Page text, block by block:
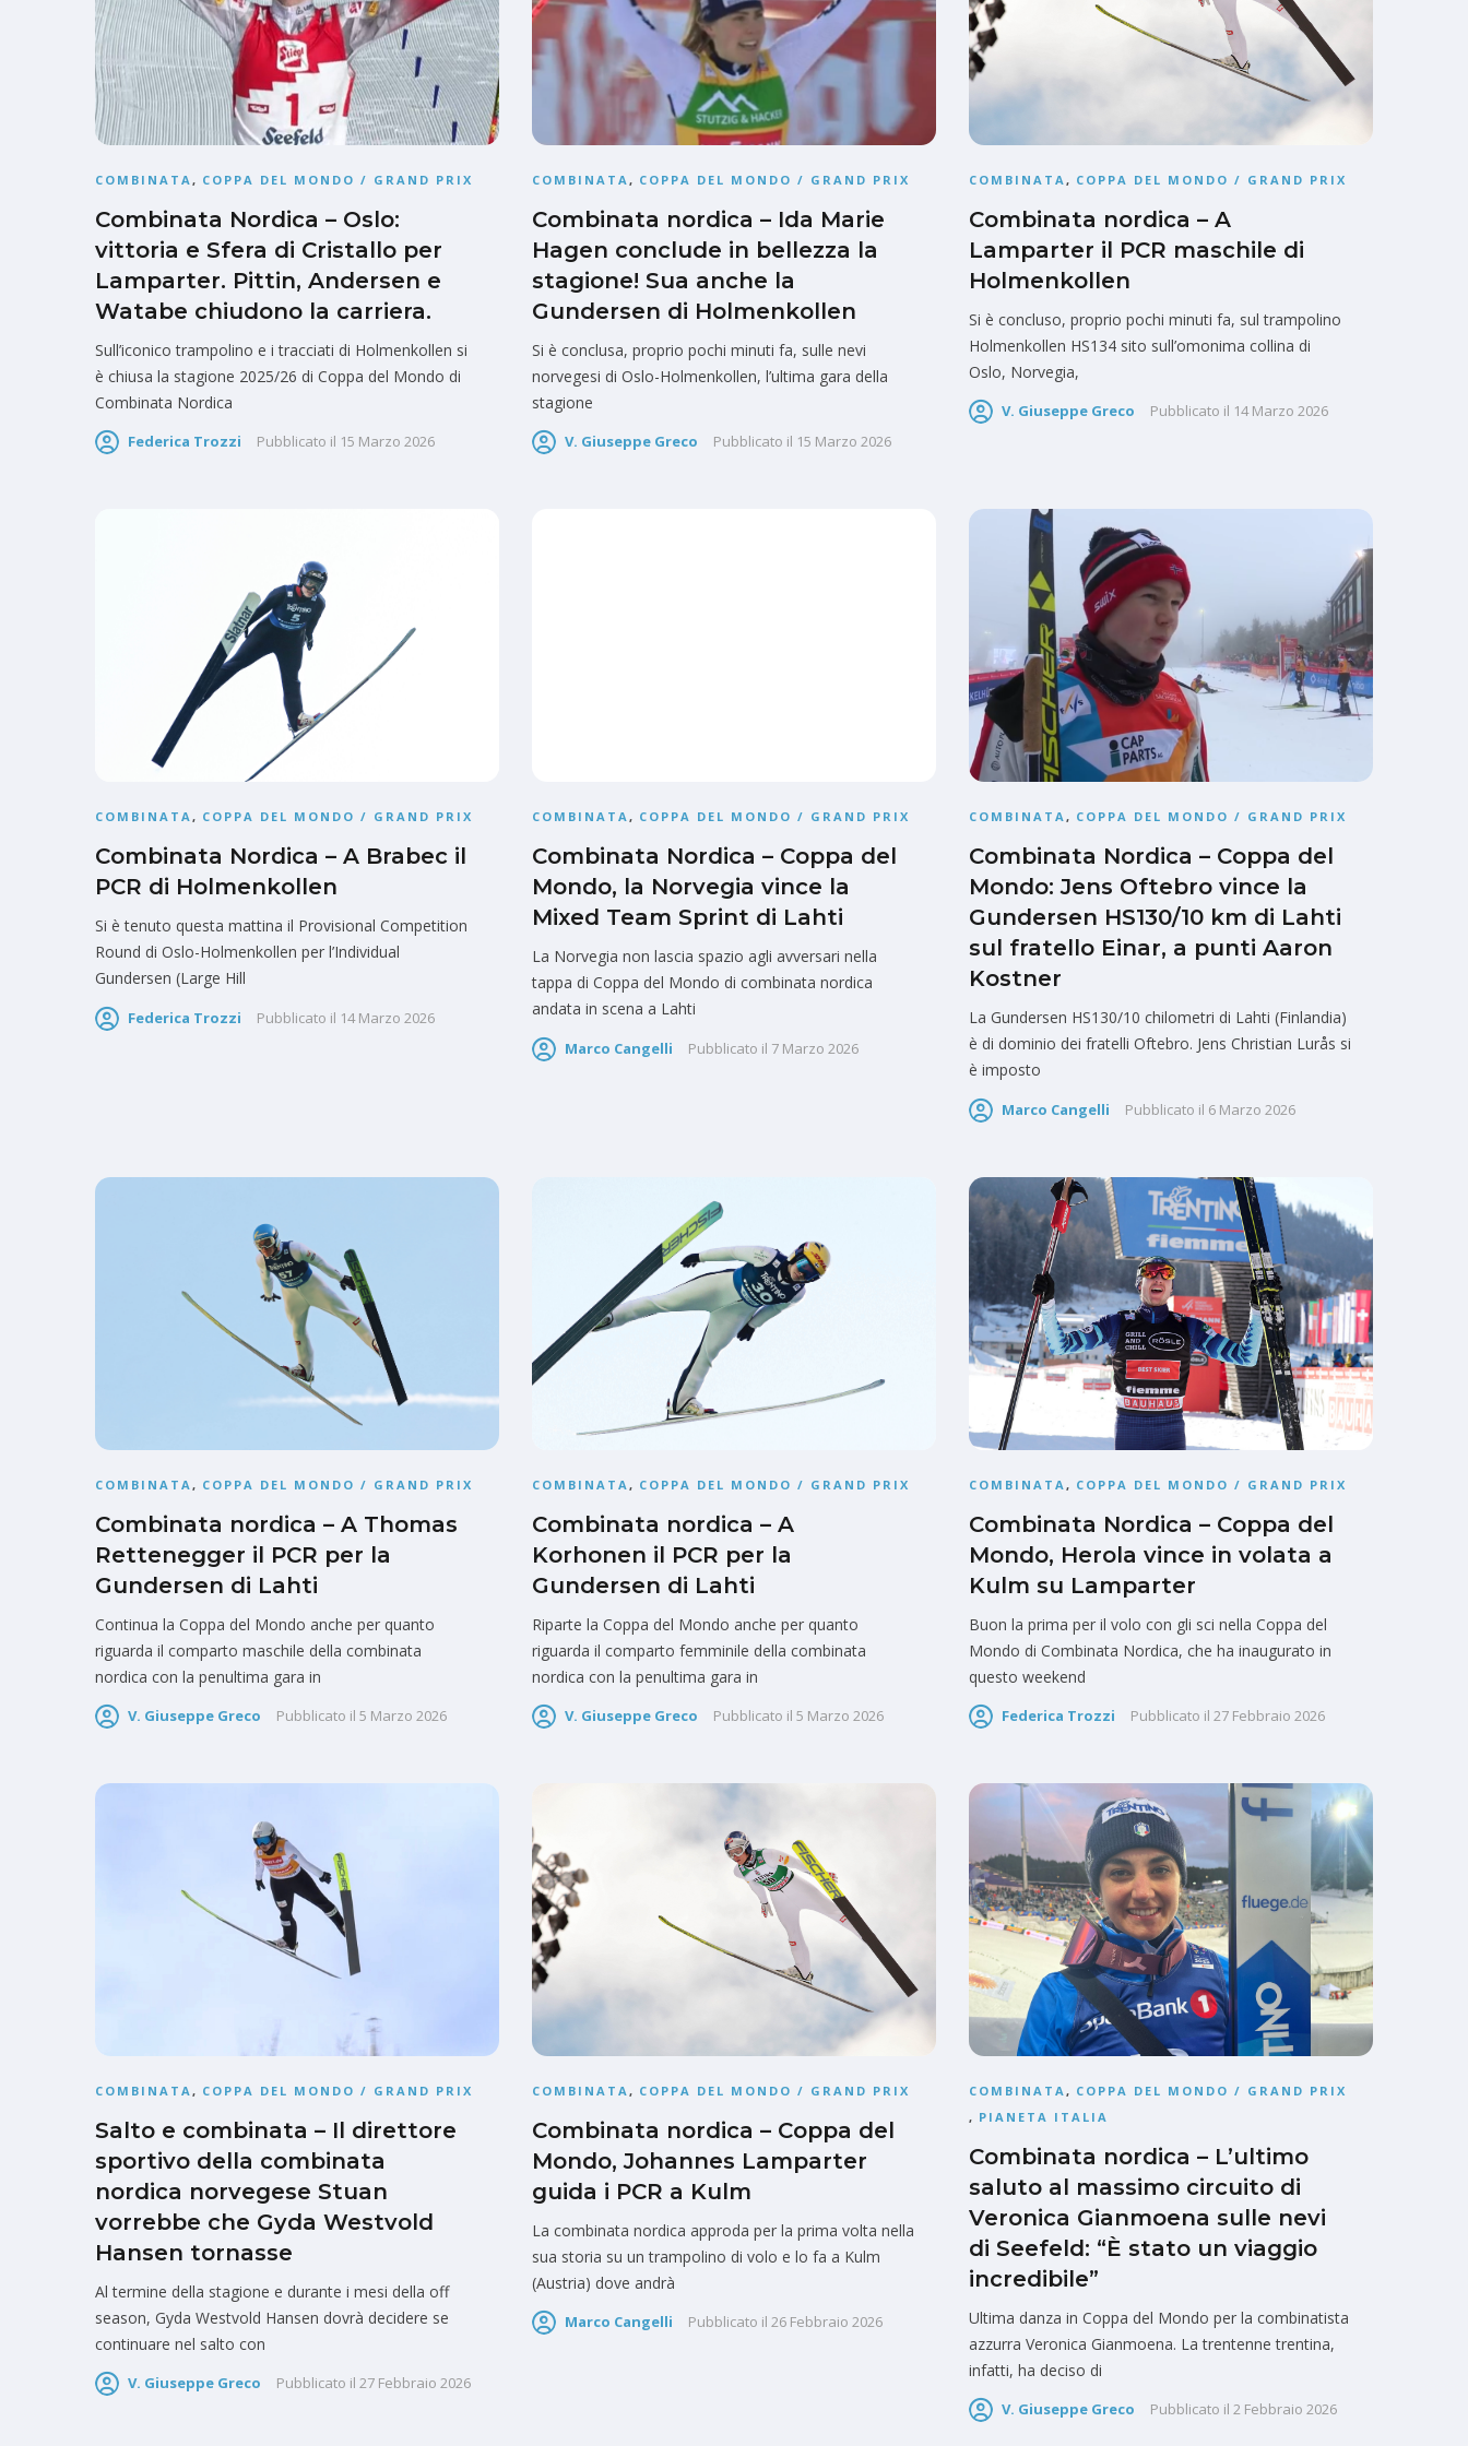
COMBINATA, COPPA DEL MONDO / GRAND PRIX
Combinata Nordica – Oslo:
vittoria e Sfera di Cristallo per
Lamparter. Pittin, Andersen e
Watabe chiudono la carriera.
Sull’iconico trampolino e i tracciati di Holmenkollen si
è chiusa la stagione 2025/26 di Coppa del Mondo di
Combinata Nordica
Federica Trozzi Pubblicato il 15 Marzo 2026
COMBINATA, COPPA DEL MONDO / GRAND PRIX
Combinata nordica – Ida Marie
Hagen conclude in bellezza la
stagione! Sua anche la
Gundersen di Holmenkollen
Si è conclusa, proprio pochi minuti fa, sulle nevi
norvegesi di Oslo-Holmenkollen, l’ultima gara della
stagione
V. Giuseppe Greco Pubblicato il 15 Marzo 2026
COMBINATA, COPPA DEL MONDO / GRAND PRIX
Combinata nordica – A
Lamparter il PCR maschile di
Holmenkollen
Si è concluso, proprio pochi minuti fa, sul trampolino
Holmenkollen HS134 sito sull’omonima collina di
Oslo, Norvegia,
V. Giuseppe Greco Pubblicato il 14 Marzo 2026
COMBINATA, COPPA DEL MONDO / GRAND PRIX
Combinata Nordica – A Brabec il
PCR di Holmenkollen
Si è tenuto questa mattina il Provisional Competition
Round di Oslo-Holmenkollen per l’Individual
Gundersen (Large Hill
Federica Trozzi Pubblicato il 14 Marzo 2026
COMBINATA, COPPA DEL MONDO / GRAND PRIX
Combinata Nordica – Coppa del
Mondo, la Norvegia vince la
Mixed Team Sprint di Lahti
La Norvegia non lascia spazio agli avversari nella
tappa di Coppa del Mondo di combinata nordica
andata in scena a Lahti
Marco Cangelli Pubblicato il 7 Marzo 2026
COMBINATA, COPPA DEL MONDO / GRAND PRIX
Combinata Nordica – Coppa del
Mondo: Jens Oftebro vince la
Gundersen HS130/10 km di Lahti
sul fratello Einar, a punti Aaron
Kostner
La Gundersen HS130/10 chilometri di Lahti (Finlandia)
è di dominio dei fratelli Oftebro. Jens Christian Lurås si
è imposto
Marco Cangelli Pubblicato il 6 Marzo 2026
COMBINATA , COPPA DEL MONDO / GRAND PRIX
Combinata nordica – A Thomas
Rettenegger il PCR per la
Gundersen di Lahti
Continua la Coppa del Mondo anche per quanto
riguarda il comparto maschile della combinata
nordica con la penultima gara in
V. Giuseppe Greco Pubblicato il 5 Marzo 2026
COMBINATA , COPPA DEL MONDO / GRAND PRIX
Combinata nordica – A
Korhonen il PCR per la
Gundersen di Lahti
Riparte la Coppa del Mondo anche per quanto
riguarda il comparto femminile della combinata
nordica con la penultima gara in
V. Giuseppe Greco Pubblicato il 5 Marzo 2026
COMBINATA , COPPA DEL MONDO / GRAND PRIX
Combinata Nordica – Coppa del
Mondo, Herola vince in volata a
Kulm su Lamparter
Buon la prima per il volo con gli sci nella Coppa del
Mondo di Combinata Nordica, che ha inaugurato in
questo weekend
Federica Trozzi Pubblicato il 27 Febbraio 2026
COMBINATA , COPPA DEL MONDO / GRAND PRIX
Salto e combinata – Il direttore
sportivo della combinata
nordica norvegese Stuan
vorrebbe che Gyda Westvold
Hansen tornasse
Al termine della stagione e durante i mesi della off
season, Gyda Westvold Hansen dovrà decidere se
continuare nel salto con
V. Giuseppe Greco Pubblicato il 27 Febbraio 2026
COMBINATA , COPPA DEL MONDO / GRAND PRIX
Combinata nordica – Coppa del
Mondo, Johannes Lamparter
guida i PCR a Kulm
La combinata nordica approda per la prima volta nella
sua storia su un trampolino di volo e lo fa a Kulm
(Austria) dove andrà
Marco Cangelli Pubblicato il 26 Febbraio 2026
COMBINATA , COPPA DEL MONDO / GRAND PRIX
, PIANETA ITALIA
Combinata nordica – L’ultimo
saluto al massimo circuito di
Veronica Gianmoena sulle nevi
di Seefeld: “È stato un viaggio
incredibile”
Ultima danza in Coppa del Mondo per la combinatista
azzurra Veronica Gianmoena. La trentenne trentina,
infatti, ha deciso di
V. Giuseppe Greco Pubblicato il 2 Febbraio 2026